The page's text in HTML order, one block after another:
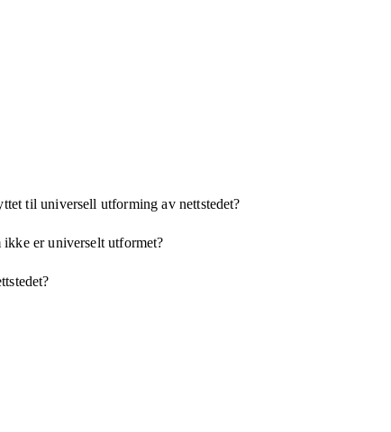
til universell utforming av nettstedet?
er universelt utformet?